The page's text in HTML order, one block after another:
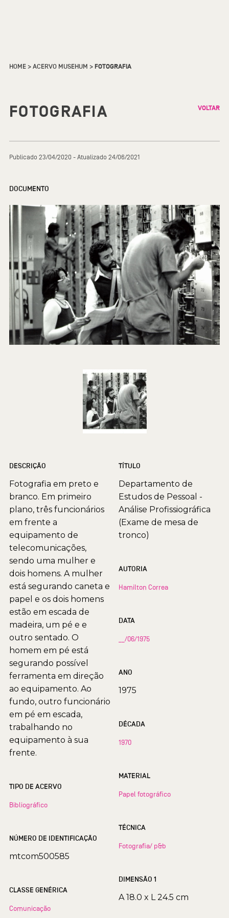
HOME>ACERVO MUSEHUM >FOTOGRAFIA
FOTOGRAFIA VOLTAR
Publicado 23/04/2020 - Atualizado 24/06/2021
DOCUMENTO
DESCRIÇÃO
Fotografia em preto e
branco. Em primeiro
plano, três funcionários
em frente a
equipamento de
telecomunicações,
sendo uma mulher e
dois homens. A mulher
está segurando caneta e
papel e os dois homens
estão em escada de
madeira, um pé e e
outro sentado. O
homem em pé está
segurando possível
ferramenta em direção
ao equipamento. Ao
fundo, outro funcionário
em pé em escada,
trabalhando no
equipamento à sua
frente.
TIPO DE ACERVO
Bibliográfico
NÚMERO DE IDENTIFICAÇÃO
mtcom500585
CLASSE GENÉRICA
Comunicação
TÍTULO
Departamento de
Estudos de Pessoal -
Análise Profissiográfica
(Exame de mesa de
tronco)
AUTORIA
Hamilton Correa
DATA
__/06/1975
ANO
1975
DÉCADA
1970
MATERIAL
Papel fotográfico
TÉCNICA
Fotografia/ p&b
DIMENSÃO 1
A 18.0 x L 24.5 cm